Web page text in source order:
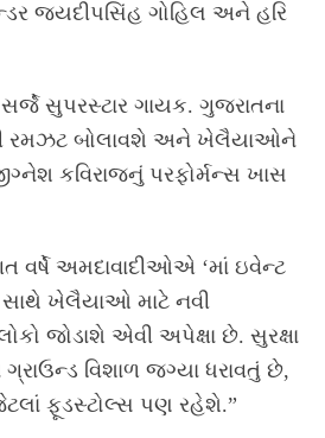
જયદીપસિંહ ગોહિલ અને હરિ
સુપરસ્ટાર ગાયક. ગુજરાતના
રમઝટ બોલાવશે અને ખેલૈયાઓને
કવિરાજનું પરફોર્મન્સ ખાસ
વર્ષે અમદાવાદીઓએ ‘માં ઇવેન્ટ
ખેલૈયાઓ માટે નવી
જોડાશે એવી અપેક્ષા છે. સુરક્ષા
વિશાળ જગ્યા ધરાવતું છે,
ફૂડસ્ટોલ્સ પણ રહેશે.”